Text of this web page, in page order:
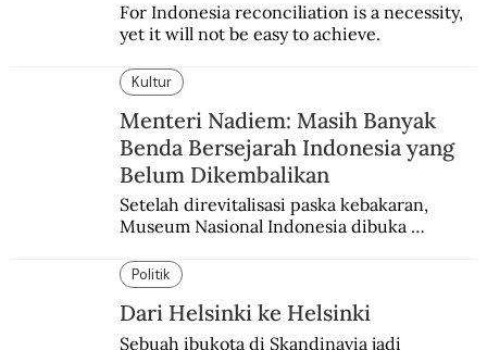
For Indonesia reconciliation is a necessity,
yet it will not be easy to achieve.
Kultur
Menteri Nadiem: Masih Banyak
Benda Bersejarah Indonesia yang
Belum Dikembalikan
Setelah direvitalisasi paska kebakaran,
Museum Nasional Indonesia dibuka
Pameran Repatriasi 2024.
Politik
Dari Helsinki ke Helsinki
Sebuah ibukota di Skandinavia jadi